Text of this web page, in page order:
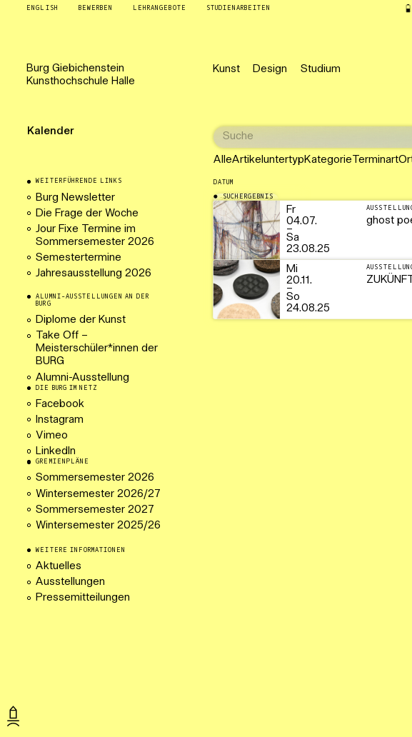
ENGLISH BEWERBEN LEHRANGEBOTE STUDIENARBEITEN
Burg Giebichenstein
Kunsthochschule Halle
Kunst Design Studium
AlleArtikeluntertyp Kategorie Terminart
DATUM
24.08.2025
SUCHERGEBNIS
Fr
04.07.
–
Sa
23.08.25
ghost
Mi
20.11.
–
So
24.08.25
Kalender
WEITERFÜHRENDE LINKS
Burg Newsletter
Die Frage der Woche
Jour Fixe Termine im
Sommersemester 2026
Semestertermine
Jahresausstellung 2026
ALUMNI-AUSSTELLUNGEN AN DER
BURG
Diplome der Kunst
Take Off –
Meisterschüler*innen der
BURG
Alumni-Ausstellung
DIE BURG IM NETZ
Facebook
Instagram
Vimeo
LinkedIn
GREMIENPLÄNE
Sommersemester 2026
Wintersemester 2026/27
Sommersemester 2027
Wintersemester 2025/26
WEITERE INFORMATIONEN
Aktuelles
Ausstellungen
Pressemitteilungen